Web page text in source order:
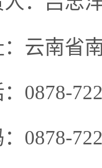
云南省
0878-
0878-